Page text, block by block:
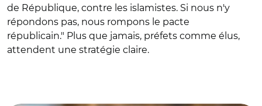
de République, contre les islamistes. Si nous n'y
répondons pas, nous rompons le pacte
républicain." Plus que jamais, préfets comme élus,
attendent une stratégie claire.